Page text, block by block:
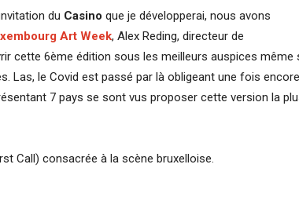
du Casino que je développerai, nous avons
Art Week, Alex Reding, directeur de
cette 6ème édition sous les meilleurs auspices même
Las, le Covid est passé par là obligeant une fois
7 pays se sont vus proposer cette version la
Call) consacrée à la scène bruxelloise.